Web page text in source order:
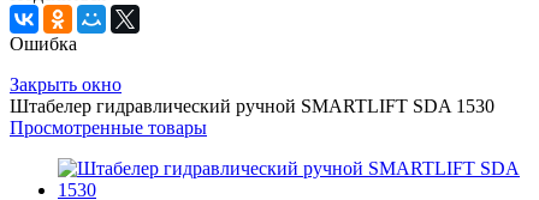
Ошибка
Закрыть окно
Штабелер гидравлический ручной SMARTLIFT SDA 1530
Просмотренные товары